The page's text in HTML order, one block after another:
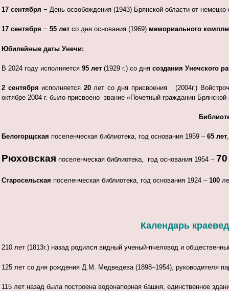
17 сентября − День освобождения (1943) Брянской области от
17 сентября − 55 лет со дня основания (1969) мемориального
Юбилейные даты Унечи:
В 2024 году исполняется 95 лет (1929 г.) со дня создания Унечского
2 сентября исполняется 20лет со дня присвоения (2004г.)
октябре 2004 г. было присвоено звание «Почетный гражданин Брянской
Белогорщская поселенческая библиотека, год основания 1959 – 65 лет,
Рюховская поселенческая библиотека, год основания 1954 –
Старосельская поселенческая библиотека, год основания 1924 – 100
Календарь
210 лет (1813г.) назад родился видный ученый-пчеловод и
125 лет со дня рождения Д.М. Медведева (1898–1954), руководителя
115 лет назад была построена водонапорная башня, единственное